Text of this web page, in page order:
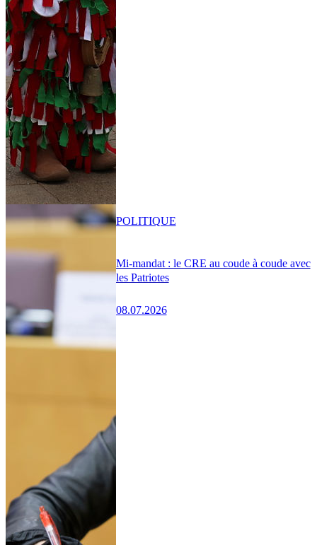
Mi-mandat : le CRE au coude à coude avec
les Patriotes
08.07.2026
POLITIQUE